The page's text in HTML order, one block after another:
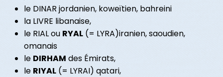
le DINAR jordanien, koweïtien, bahreini
la LIVRE libanaise,
le RIAL ou RYAL (= LYRA)iranien, saoudien,
omanais
le DIRHAM des Émirats,
le RIYAL (= LYRAI) qatari,